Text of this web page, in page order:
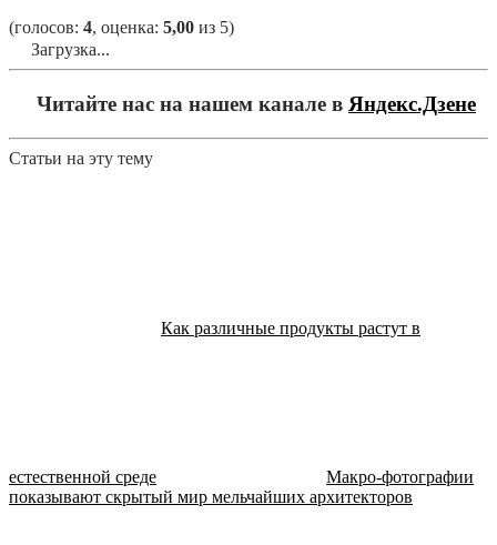
(голосов: 4, оценка: 5,00 из 5)
Загрузка...
Читайте нас на нашем канале в Яндекс.Дзене
Статьи на эту тему
Как различные продукты растут в
естественной среде
Макро-фотографии
показывают скрытый мир мельчайших архитекторов